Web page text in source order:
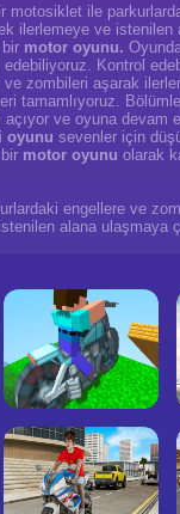
motosiklet ile
ilerlemeye ve istenilen
bir motor oyunu.
Kontrol
ve zombileri aşarak
tamamlıyoruz.
ve oyuna devam
oyunu sevenler için
motor oyunu olarak
engellere ve
alana ulaşmaya